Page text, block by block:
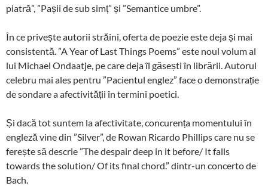
piatră”, ”Pașii de sub simț” și ”Semantice umbre”.
În ce privește autorii străini, oferta de poezie este deja și mai
consistentă. ”A Year of Last Things Poems” este noul volum al
lui Michael Ondaatje, pe care deja îl găsești în librării. Autorul
celebru mai ales pentru ”Pacientul englez” face o demonstrație
de sondare a afectivității în termini poetici.
Și dacă tot suntem la afectivitate, concurența momentului în
engleză vine din ”Silver”, de Rowan Ricardo Phillips care nu se
ferește să descrie ”The despair deep in it before/ It falls
towards the solution/ Of its final chord.” dintr-un concerto de
Bach.